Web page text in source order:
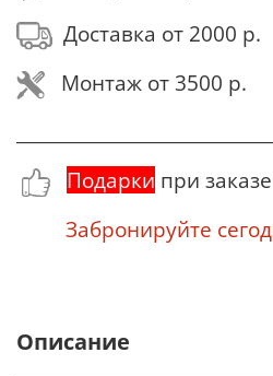
Доставка от 2000 р.
Монтаж от 3500 р.
Подарки при
Забронируйте
Описание